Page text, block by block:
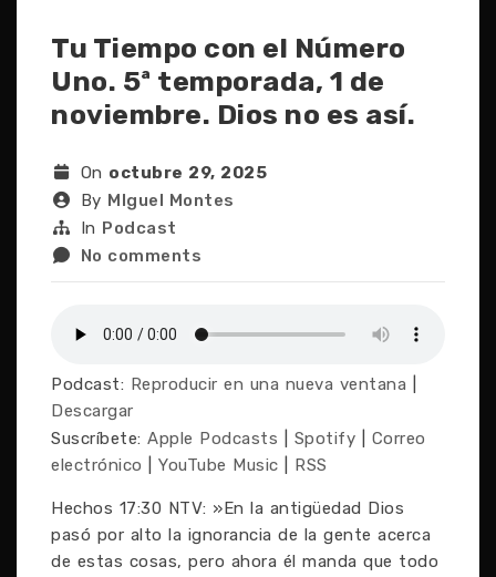
Tu Tiempo con el Número
Uno. 5ª temporada, 1 de
noviembre. Dios no es así.
On octubre 29, 2025
By MIguel Montes
In Podcast
No comments
Podcast: Reproducir en una nueva ventana
Descargar
Suscríbete: Apple Podcasts Spotify
Correo
electrónico
YouTube Music RSS
Hechos 17:30 NTV: »En la antigüedad Dios
pasó por alto la ignorancia de la gente acerca
de estas cosas, pero ahora él manda que todo